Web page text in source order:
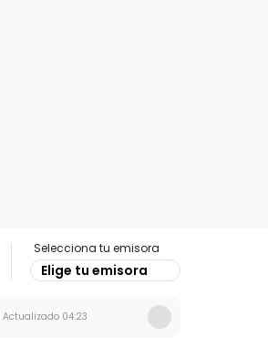
Selecciona tu emisora
Elige tu emisora
Actualizado 04:23